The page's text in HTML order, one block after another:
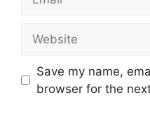
Save my name,
browser for the